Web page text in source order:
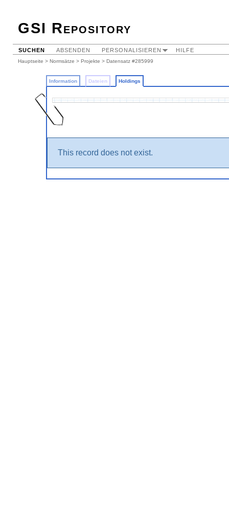
GSI Repository
SUCHEN ABSENDEN PERSONALISIEREN HILFE
Hauptseite > Normsätze > Projekte > Datensatz #285999
Information Dateien Holdings
This record does not exist.